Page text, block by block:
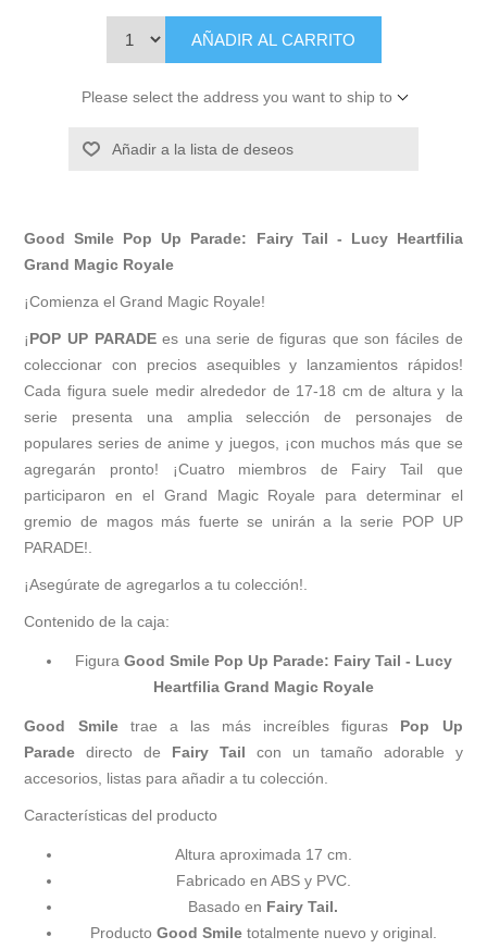
AÑADIR AL CARRITO
Please select the address you want to ship to
Añadir a la lista de deseos
Good Smile Pop Up Parade: Fairy Tail - Lucy Heartfilia
Grand Magic Royale
¡Comienza el Grand Magic Royale!
¡POP UP PARADEes una serie de figuras que son fáciles de
coleccionar con precios asequibles y lanzamientos rápidos!
Cada figura suele medir alrededor de 17-18 cm de altura y la
serie presenta una amplia selección de personajes de
populares series de anime y juegos, ¡con muchos más que se
agregarán pronto! ¡Cuatro miembros de Fairy Tail que
participaron en el Grand Magic Royale para determinar el
gremio de magos más fuerte se unirán a la serie POP UP
PARADE!.
¡Asegúrate de agregarlos a tu colección!.
Contenido de la caja:
Figura Good Smile Pop Up Parade: Fairy Tail - Lucy
Heartfilia Grand Magic Royale
Good Smile trae a las más increíbles figuras Pop Up
Parade directo de Fairy Tail
con un tamaño adorable y
accesorios, listas para añadir a tu colección.
Características del producto
Altura aproximada 17 cm.
Fabricado en ABS y PVC.
Basado en Fairy Tail.
Producto Good Smiletotalmente nuevo y original.